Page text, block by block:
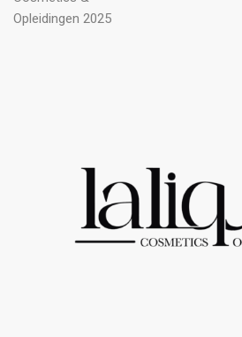
Opleidingen 2025